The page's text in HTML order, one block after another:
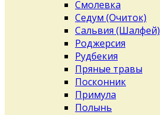
Смолевка
Седум (Очиток)
Сальвия (Шалфей)
Роджерсия
Рудбекия
Пряные травы
Посконник
Примула
Полынь